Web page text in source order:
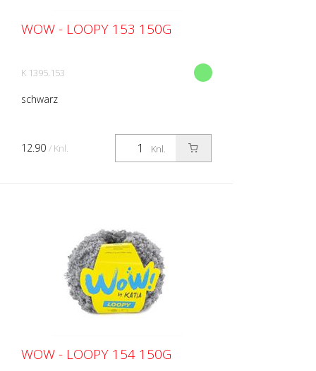
WOW - LOOPY 153 150G
K 1395.153
schwarz
Knl.
12.90 / Knl.
WOW - LOOPY 154 150G